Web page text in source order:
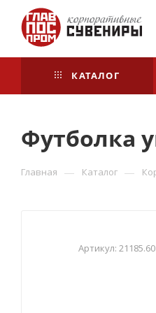
КАТАЛОГ
Футболка
Главная — Каталог —
Артикул: 21185.60